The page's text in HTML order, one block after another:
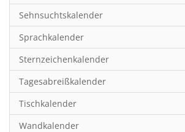
Kinderkalender
Kunst
Länder & Städte
Landschaft & Natur
Lifestyle
Literatur
Sehnsuchtskalender
Sprachkalender
Sternzeichenkalender
Tagesabreißkalender
Tischkalender
Wandkalender